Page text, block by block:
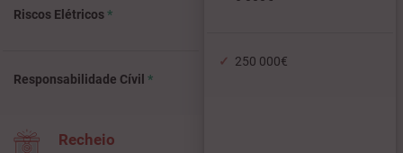
Riscos Elétricos*
Responsabilidade Cívil *
Recheio
250 000€